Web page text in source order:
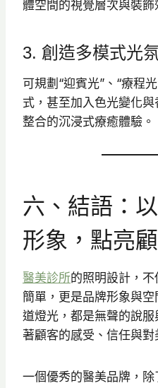
體空間的視覺層次與裝飾
3. 創造多模式光
可規劃“迎賓光”、“療程
式，甚至加入色光變化
整合的沉浸式療癒體驗。
六、結語：
形象，點亮
醫美診所的照明設計，
簡單，更是品牌形象與
道燈光，都是無聲的說
著顧客的感受、信任與對
一個優秀的醫美品牌，